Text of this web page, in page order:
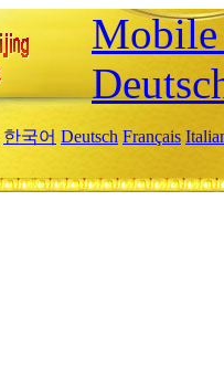
한국어 Deutsch Français